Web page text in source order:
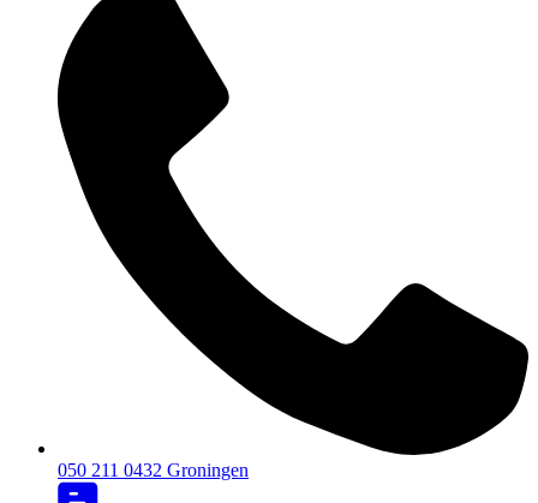
050 211 0432 Groningen